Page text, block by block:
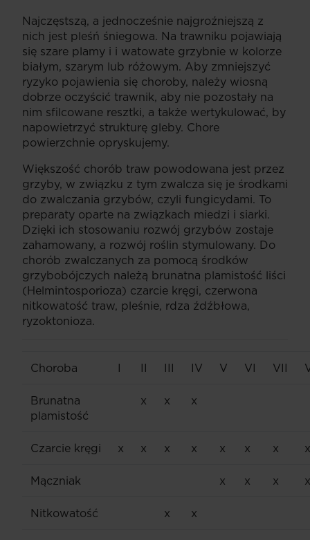
Najczęstszą, a jednocześnie najgroźniejszą z
nich jest pleśń śniegowa. Na trawniku pojawiają
się szare plamy i i watowate grzybnie w kolorze
białym, szarym lub różowym. Aby zmniejszyć
ryzyko pojawienia się choroby, należy wiosną
dobrze oczyścić trawnik, aby nie pozostały na
nim sfilcowane resztki, a także wertykulować, by
napowietrzyć strukturę gleby. Chore
powierzchnie opryskujemy.
Większość chorób traw powodowana jest przez
grzyby, w związku z tym zwalcza się je środkami
do zwalczania grzybów, czyli fungicydami. To
preparaty oparte na związkach miedzi i siarki.
Dzięki ich stosowaniu rozwój grzybów zostaje
zahamowany, a rozwój roślin stymulowany. Do
chorób zwalczanych za pomocą środków
grzybobójczych należą brunatna plamistość liści
(Helmintosporioza) czarcie kręgi, czerwona
nitkowatość traw, pleśnie, rdza źdźbłowa,
ryzoktonioza.
Choroba I II III IV V VI VII
Brunatna
plamistość
x x x
Czarcie kręgi x x x x x x x x
Mączniak x x x x
Nitkowatość x x